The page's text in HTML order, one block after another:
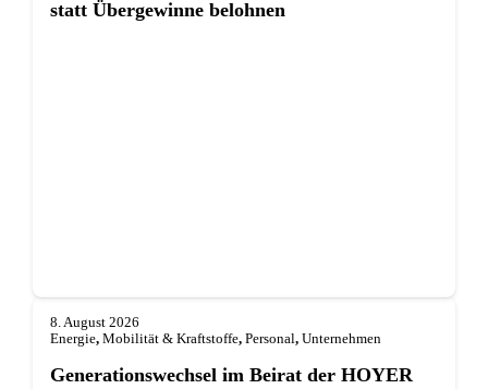
statt Übergewinne belohnen
8. August 2026
Energie, Mobilität & Kraftstoffe, Personal, Unternehmen
Generationswechsel im Beirat der HOYER